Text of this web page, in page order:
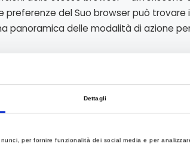
Dettagli
per fornire funzionalità dei social media e per
del Suo browser può
panoramica delle modalità di azione
alla ricezione di annunci mirati,
e la raccolta di alcuni dati da parte di
visitare l’indirizzo